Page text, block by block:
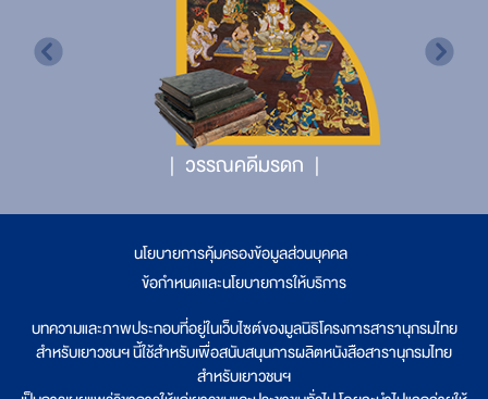
วรรณคดีมรดก
นโยบายการคุ้มครองข้อมูลส่วนบุคคล
ข้อกำหนดและนโยบายการให้บริการ
บทความและภาพประกอบที่อยู่ในเว็บไซต์ของมูลนิธิโครงการสารานุกรมไทย
สำหรับเยาวชนฯ นี้ใช้สำหรับเพื่อสนับสนุนการผลิตหนังสือสารานุกรมไทย
สำหรับเยาวชนฯ